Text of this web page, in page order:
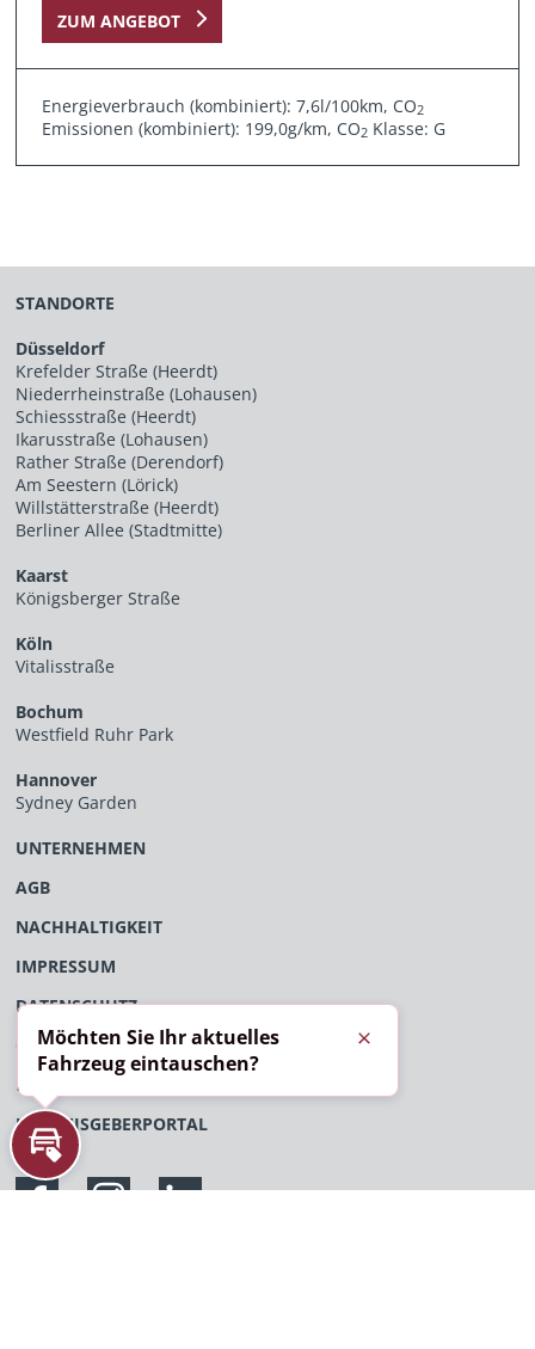
ZUM ANGEBOT
Energieverbrauch (kombiniert): 7,6l/100km, CO2
Emissionen (kombiniert): 199,0g/km, CO2 Klasse: G
STANDORTE
Düsseldorf
Krefelder Straße (Heerdt)
Niederrheinstraße (Lohausen)
Schiessstraße (Heerdt)
Ikarusstraße (Lohausen)
Rather Straße (Derendorf)
Am Seestern (Lörick)
Willstätterstraße (Heerdt)
Berliner Allee (Stadtmitte)
Kaarst
Königsberger Straße
Köln
Vitalisstraße
Bochum
Westfield Ruhr Park
Hannover
Sydney Garden
UNTERNEHMEN
AGB
NACHHALTIGKEIT
IMPRESSUM
DATENSCHUTZ
ÖFFENTLICHES VERFAHRENSVERZEICHNIS
EU-DATENVERORDNUNG
HINWEISGEBERPORTAL
Inzahlungnahme
Möchten Sie Ihr aktuelles
Fahrzeug eintauschen?
Schließen